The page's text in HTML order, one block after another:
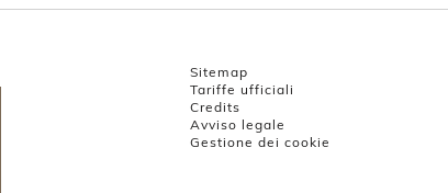
Sitemap
Tariffe ufficiali
Credits
Avviso legale
Gestione dei cookie